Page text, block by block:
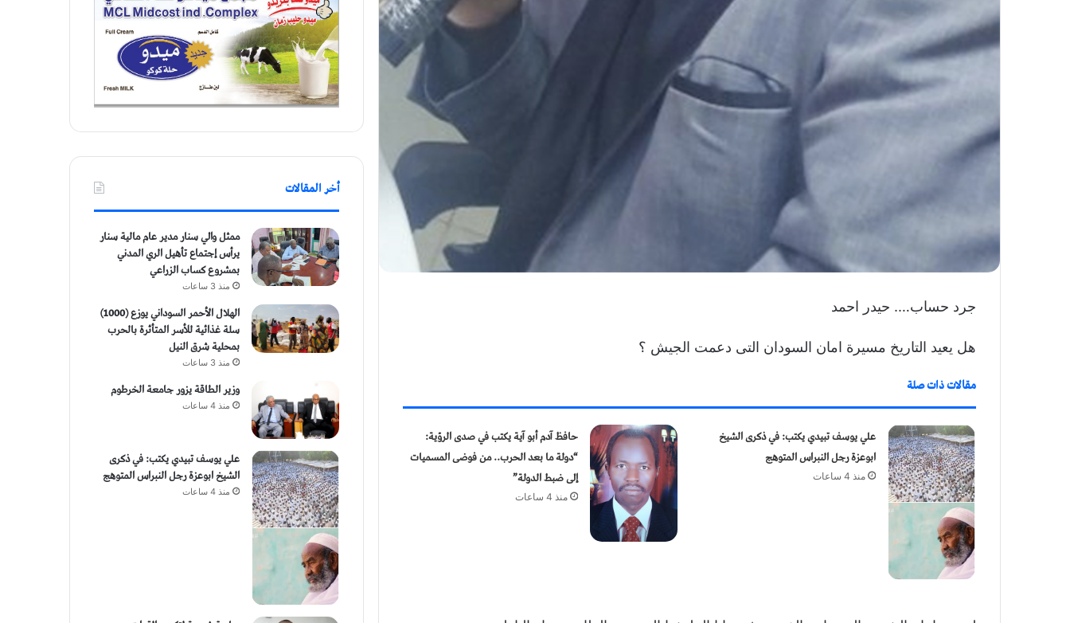
جرد حساب…. حيدر احمد
هل يعيد التاريخ مسيرة امان السودان التى دعمت الجيش ؟
مقالات ذات صلة
علي يوسف تبيدي يكتب: في ذكرى الشيخ
ابوعزة رجل النبراس المتوهج
منذ 4 ساعات
حافظ آدم أبو آية يكتب في صدى الرؤية:
“دولة ما بعد الحرب.. من فوضى المسميات
إلى ضبط الدولة”
منذ 4 ساعات
أخر المقالات
ممثل والي سنار مدير عام مالية سنار
يرأس إجتماع تأهيل الري المدني
بمشروع كساب الزراعي
منذ 3 ساعات
الهلال الأحمر السوداني يوزع (1000)
سلة غذائية للأسر المتأثرة بالحرب
بمحلية شرق النيل
منذ 3 ساعات
وزير الطاقة يزور جامعة الخرطوم
منذ 4 ساعات
علي يوسف تبيدي يكتب: في ذكرى
الشيخ ابوعزة رجل النبراس المتوهج
منذ 4 ساعات